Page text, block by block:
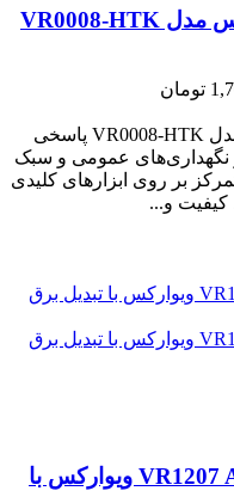
کیت ابزار دستی ویوارکس (Vivarex) مدل VR0008-HTK پاسخی
نگهداری‌های عمومی و سبک
۸ پارچه، با تمرکز بر روی ابزارهای کلیدی
کیفیت و...
کمپرسور فندکی دو سیلندر VR1207 ACT ویوارکس با